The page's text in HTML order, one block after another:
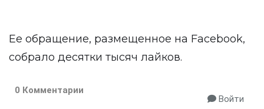
Ее обращение, размещенное на Facebook,
собрало десятки тысяч лайков.
0 Комментарии
Войти